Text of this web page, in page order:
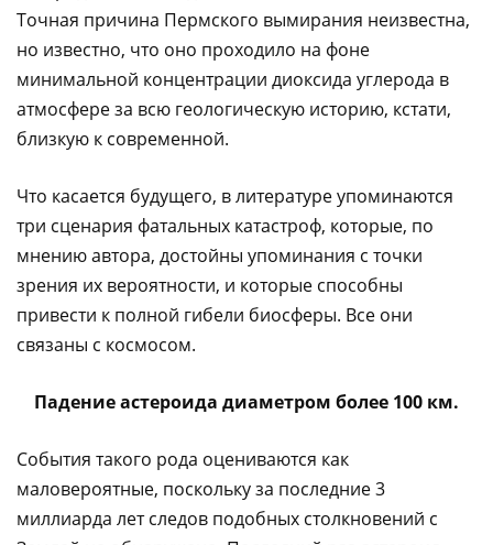
Точная причина Пермского вымирания неизвестна,
но известно, что оно проходило на фоне
минимальной концентрации диоксида углерода в
атмосфере за всю геологическую историю, кстати,
близкую к современной.
Что касается будущего, в литературе упоминаются
три сценария фатальных катастроф, которые, по
мнению автора, достойны упоминания с точки
зрения их вероятности, и которые способны
привести к полной гибели биосферы. Все они
связаны с космосом.
Падение астероида диаметром более 100 км.
События такого рода оцениваются как
маловероятные, поскольку за последние 3
миллиарда лет следов подобных столкновений с